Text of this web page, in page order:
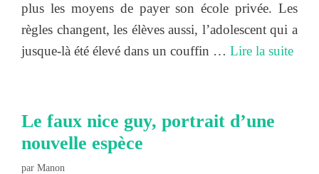
plus les moyens de payer son école privée. Les
règles changent, les élèves aussi, l’adolescent qui a
jusque-là été élevé dans un couffin … Lire la suite
Le faux nice guy, portrait d’une
nouvelle espèce
par Manon